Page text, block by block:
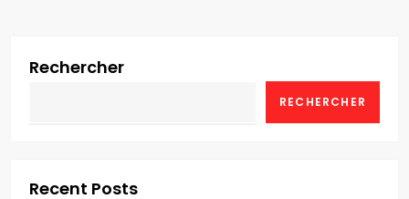
Rechercher
RECHERCHER
Recent Posts